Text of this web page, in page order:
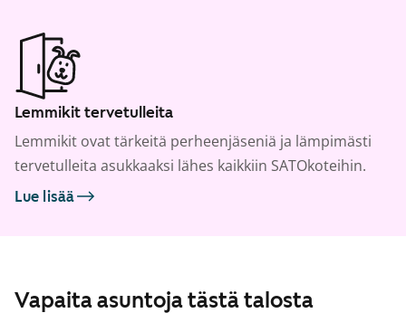
Lemmikit tervetulleita
Lemmikit ovat tärkeitä perheenjäseniä ja lämpimästi
tervetulleita asukkaaksi lähes kaikkiin SATOkoteihin.
Lue lisää
Vapaita asuntoja tästä talosta
/29